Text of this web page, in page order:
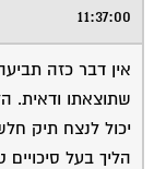
11:37:00
אין דבר כזה
שתוצאתו ודאית.
יכול לנצח תיק
הליך בעל סיכויים